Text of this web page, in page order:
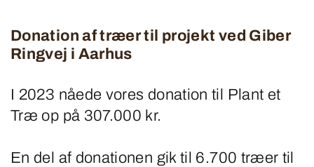
Donation af træer til projekt ved Giber
Ringvej i Aarhus
I 2023 nåede vores donation til Plant et
Træ op på 307.000 kr.
En del af donationen gik til 6.700 træer til